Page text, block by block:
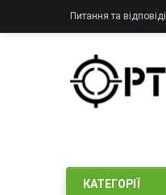
Питання та відповіді
КАТЕГОРІЇ